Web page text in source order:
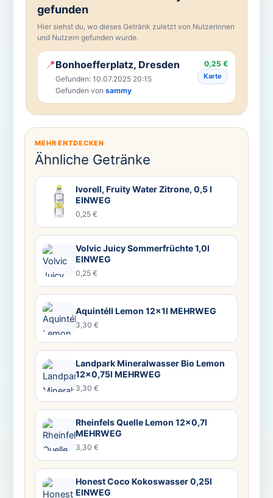
gefunden
Hier siehst du, wo dieses Getränk zuletzt von Nutzerinnen
und Nutzern gefunden wurde.
📍Bonhoefferplatz, Dresden
Gefunden: 10.07.2025 20:15
Gefunden von sammy
0,25 €
Karte
MEHR ENTDECKEN
Ähnliche Getränke
Ivorell, Fruity Water Zitrone, 0,5 l
EINWEG
0,25 €
Volvic Juicy Sommerfrüchte 1,0l
EINWEG
0,25 €
Aquintéll Lemon 12x1l MEHRWEG
3,30 €
Landpark Mineralwasser Bio Lemon
12×0,75l MEHRWEG
3,30 €
Rheinfels Quelle Lemon 12×0,7l
MEHRWEG
3,30 €
Honest Coco Kokoswasser 0,25l
EINWEG